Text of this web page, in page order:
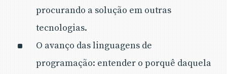
procurando a solução em outras
tecnologias.
O avanço das linguagens de
programação: entender o porquê daquela